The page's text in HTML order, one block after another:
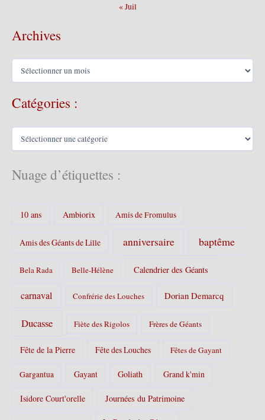
« Juil
Archives
h
s
Catégories :
C
g
Nuage d’étiquettes :
10 ans Ambiorix Amis de Fromulus
Amis des Géants de Lille anniversaire baptême
Bela Rada Belle-Hélène Calendrier des Géants
carnaval Confrérie des Louches Dorian Demarcq
Ducasse Fiète des Rigolos Frères de Géants
Fête de la Pierre Fête des Louches Fêtes de Gayant
Gargantua Gayant Goliath Grand k'min
Isidore Court'orelle Journées du Patrimoine